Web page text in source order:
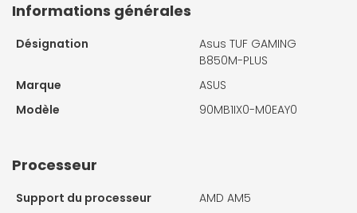
Informations générales
Désignation
Asus TUF GAMING
B850M-PLUS
Marque
ASUS
Modèle
90MB1IX0-M0EAY0
Processeur
Support du processeur
AMD AM5